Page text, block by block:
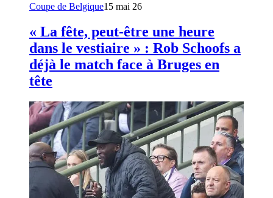
Coupe de Belgique15 mai 26
« La fête, peut-être une heure
dans le vestiaire » : Rob Schoofs a
déjà le match face à Bruges en
tête